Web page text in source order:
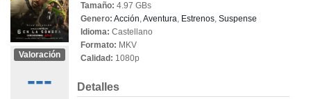
Valoración
---
Tamaño: 4.97 GBs
Genero: Acción,Aventura, Estrenos, Suspense
Idioma: Castellano
Formato: MKV
Calidad: 1080p
Detalles